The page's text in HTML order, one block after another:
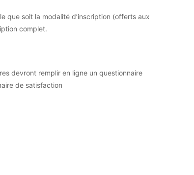
que soit la modalité d’inscription (offerts aux
complet.
devront remplir en ligne un questionnaire
de satisfaction